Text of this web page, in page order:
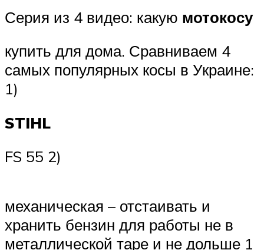
Серия из 4 видео: какую мотокосу
купить для дома. Сравниваем 4
самых популярных косы в Украине:
1)
STIHL
FS 55 2)
механическая – отстаивать и
хранить бензин для работы не в
металлической таре и не дольше 1